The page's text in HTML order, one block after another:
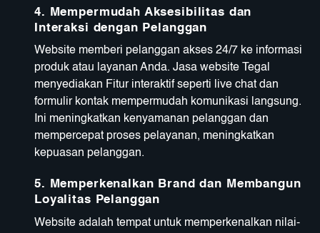
4.
Mempermudah Aksesibilitas dan
Interaksi dengan Pelanggan
Website memberi pelanggan akses 24/7 ke informasi
produk atau layanan Anda. Jasa website Tegal
menyediakan Fitur interaktif seperti live chat dan
formulir kontak mempermudah komunikasi langsung.
Ini meningkatkan kenyamanan pelanggan dan
mempercepat proses pelayanan, meningkatkan
kepuasan pelanggan.
5.
Memperkenalkan Brand dan Membangun
Loyalitas Pelanggan
Website adalah tempat untuk memperkenalkan nilai-